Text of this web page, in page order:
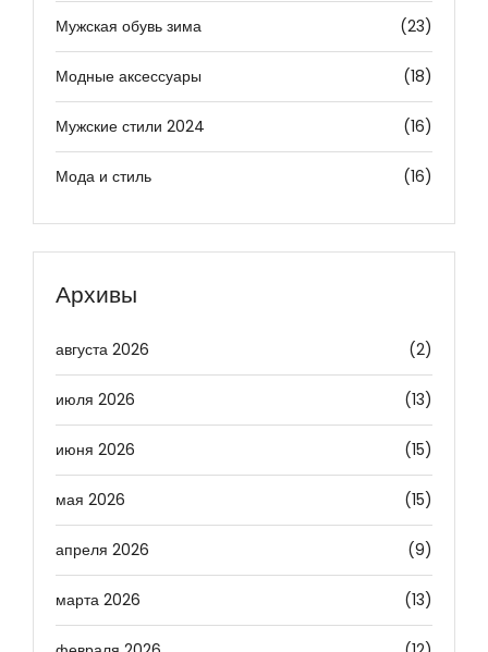
Мужская обувь зима (23)
Модные аксессуары (18)
Мужские стили 2024 (16)
Мода и стиль (16)
Архивы
августа 2026 (2)
июля 2026 (13)
июня 2026 (15)
мая 2026 (15)
апреля 2026 (9)
марта 2026 (13)